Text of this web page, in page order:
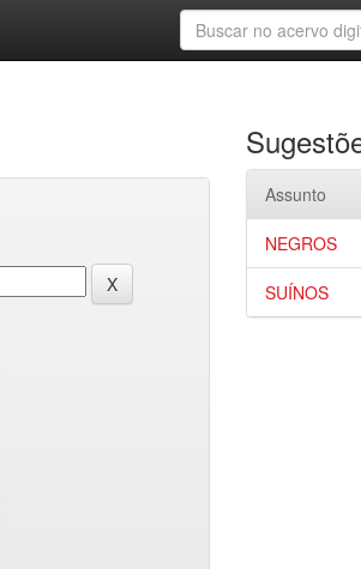
Assunto
NEGROS
SUÍNOS